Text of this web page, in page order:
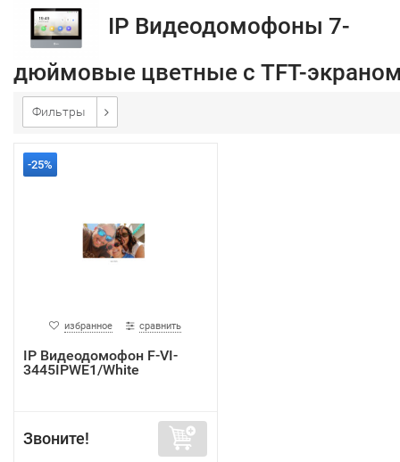
IP Видеодомофоны 7-
дюймовые цветные с TFT-
Фильтры
-25%
избранное сравнить
IP Видеодомофон F-VI-
3445IPWE1/White
Звоните!